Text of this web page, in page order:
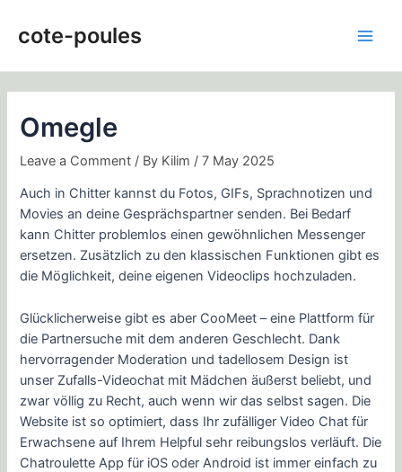
cote-poules
Omegle
Leave a Comment / By Kilim /7 May 2025
Auch in Chitter kannst du Fotos, GIFs, Sprachnotizen und
Movies an deine Gesprächspartner senden. Bei Bedarf
kann Chitter problemlos einen gewöhnlichen Messenger
ersetzen. Zusätzlich zu den klassischen Funktionen gibt es
die Möglichkeit, deine eigenen Videoclips hochzuladen.
Glücklicherweise gibt es aber CooMeet – eine Plattform für
die Partnersuche mit dem anderen Geschlecht. Dank
hervorragender Moderation und tadellosem Design ist
unser Zufalls-Videochat mit Mädchen äußerst beliebt, und
zwar völlig zu Recht, auch wenn wir das selbst sagen. Die
Website ist so optimiert, dass Ihr zufälliger Video Chat für
Erwachsene auf Ihrem Helpful sehr reibungslos verläuft. Die
Chatroulette App für iOS oder Android ist immer einfach zu
navigation